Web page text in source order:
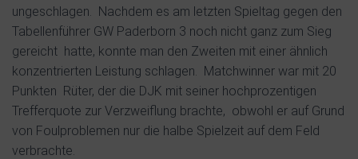
ungeschlagen. Nachdem es am letzten Spieltag gegen den
Tabellenführer GW Paderborn 3 noch nicht ganz zum Sieg
gereicht hatte, konnte man den Zweiten mit einer ähnlich
konzentrierten Leistung schlagen. Matchwinner war mit 20
Punkten Rüter, der die DJK mit seiner hochprozentigen
Trefferquote zur Verzweiflung brachte, obwohl er auf Grund
von Foulproblemen nur die halbe Spielzeit auf dem Feld
verbrachte.